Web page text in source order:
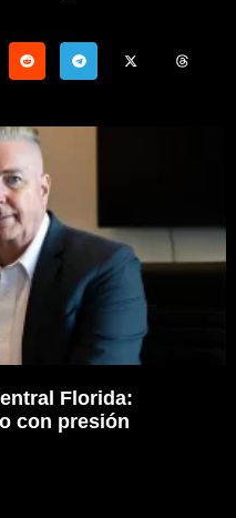
Florida:
con presión